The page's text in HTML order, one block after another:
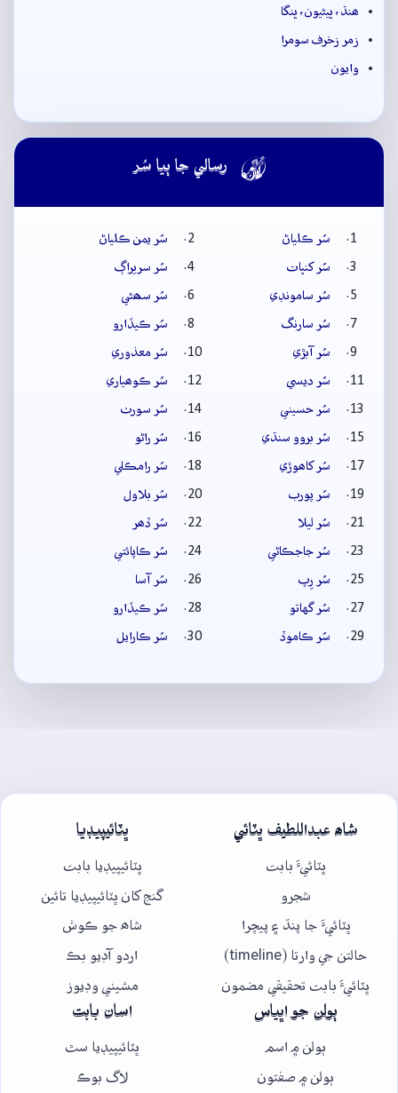
ھنڌ، ڀيڻيون، ڀنگا
زمر زخرف سومرا
وايون
 رسالي جا ٻيا سُر
سُر ڪلياڻ
سُر يمن ڪلياڻ
سُر کنڀات
سُر سريراڳ
سُر سامونڊي
سُر سھڻي
سُر سارنگ
سُر ڪيڏارو
سُر آبڙي
سُر معذوري
سُر ديسي
سُر ڪوھياري
سُر حسيني
سُر سورٺ
سُر بروو سنڌي
سُر راڻو
سُر کاھوڙي
سُر رامڪلي
سُر پورب
سُر بلاول
سُر ليلا
سُر ڏھر
سُر جاجڪاڻي
سُر ڪاپائتي
سُر رِپ
سُر آسا
سُر گهاتو
سُر ڪيڏارو
سُر ڪاموڏ
سُر ڪارايل
شاھ عبداللطيف ڀٽائي
ڀٽائيءَ بابت
شجرو
ڀٽائيءَ جا پنڌ ۽ پيچرا
حالتن جي وارتا (timeline)
ڀٽائيءَ بابت تحقيقي مضمون
ڀٽائيپيڊيا
ڀٽائيپيڊيا بابت
گنج کان ڀٽائيپيڊيا تائين
شاھ جو ڪوش
اردو آڊيو بڪ
مشيني وڊيوز
ٻولن جو اڀياس
ٻولن ۾ اسم
ٻولن ۾ صفتون
اسان بابت
ڀٽائيپيڊيا سٿ
لاگ بوڪ